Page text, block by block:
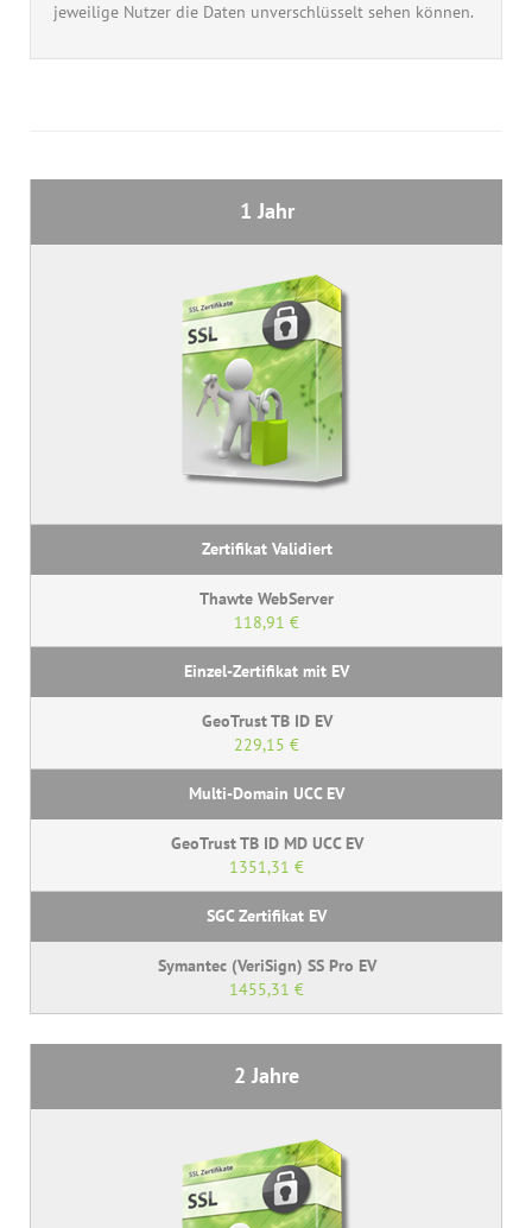
jeweilige Nutzer die Daten unverschlüsselt sehen können.
1 Jahr
118,91 €
229,15 €
1351,31 €
1455,31 €
2 Jahre